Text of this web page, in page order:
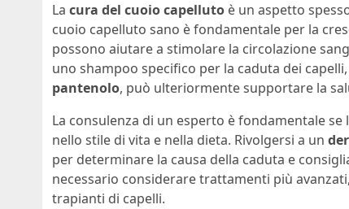
La cura del cuoio capelluto è un aspetto
cuoio capelluto sano è fondamentale per la
possono aiutare a stimolare la circolazione
uno shampoo specifico per la caduta dei
pantenolo, può ulteriormente supportare la
La consulenza di un esperto è fondamentale
nello stile di vita e nella dieta. Rivolgersi a un
per determinare la causa della caduta e
necessario considerare trattamenti più
trapianti di capelli.